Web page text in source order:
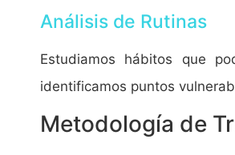
Análisis de Rutinas
Estudiamos hábitos que
identificamos puntos
Metodología de